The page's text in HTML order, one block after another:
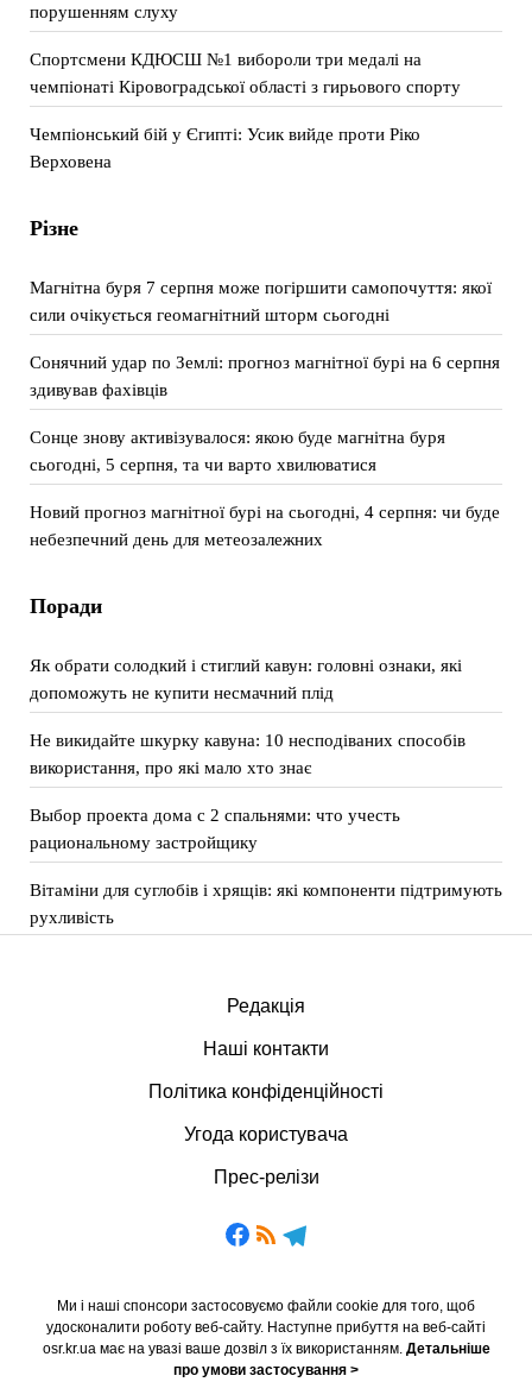
порушенням слуху
Спортсмени КДЮСШ №1 вибороли три медалі на
чемпіонаті Кіровоградської області з гирьового спорту
Чемпіонський бій у Єгипті: Усик вийде проти Ріко
Верховена
Різне
Магнітна буря 7 серпня може погіршити самопочуття: якої
сили очікується геомагнітний шторм сьогодні
Сонячний удар по Землі: прогноз магнітної бурі на 6 серпня
здивував фахівців
Сонце знову активізувалося: якою буде магнітна буря
сьогодні, 5 серпня, та чи варто хвилюватися
Новий прогноз магнітної бурі на сьогодні, 4 серпня: чи буде
небезпечний день для метеозалежних
Поради
Як обрати солодкий і стиглий кавун: головні ознаки, які
допоможуть не купити несмачний плід
Не викидайте шкурку кавуна: 10 несподіваних способів
використання, про які мало хто знає
Выбор проекта дома с 2 спальнями: что учесть
рациональному застройщику
Вітаміни для суглобів і хрящів: які компоненти підтримують
рухливість
Редакція
Наші контакти
Політика конфіденційності
Угода користувача
Прес-релізи
Ми і наші спонсори застосовуємо файли cookie для того, щоб
удосконалити роботу веб-сайту. Наступне прибуття на веб-сайті
osr.kr.ua має на увазі ваше дозвіл з їх використанням. Детальніше
про умови застосування >